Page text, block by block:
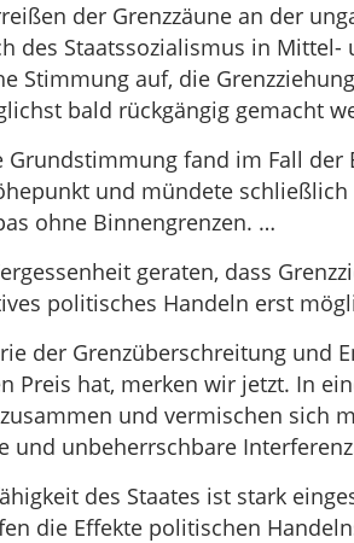
der Grenzzäune an der
des Staatssozialismus in Mittel-
Stimmung auf, die
bald rückgängig gemacht
Grundstimmung fand im Fall der
und mündete schließlich
ohne Binnengrenzen. …
geraten, dass
politisches Handeln erst
der Grenzüberschreitung und
Preis hat, merken wir jetzt. In
und vermischen sich
und unbeherrschbare
des Staates ist stark
die Effekte politischen